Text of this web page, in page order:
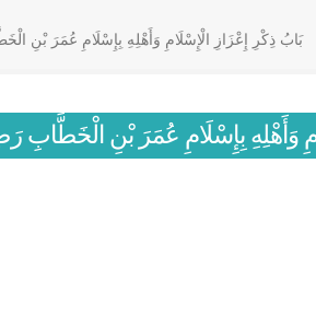
بَابُ ذِكْرِ إِعْزَازِ الْإِسْلَامِ وَأَهْلِهِ بِإِسْلَامِ عُمَرَ بْنِ
وَأَهْلِهِ بِإِسْلَامِ عُمَرَ بْنِ الْخَطَّابِ